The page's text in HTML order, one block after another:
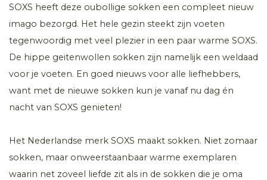
SOXS heeft deze oubollige sokken een compleet nieuw
imago bezorgd. Het hele gezin steekt zijn voeten
tegenwoordig met veel plezier in een paar warme SOXS.
De hippe geitenwollen sokken zijn namelijk een weldaad
voor je voeten. En goed nieuws voor alle liefhebbers,
want met de nieuwe sokken kun je vanaf nu dag én
nacht van SOXS genieten!
Het Nederlandse merk SOXS maakt sokken. Niet zomaar
sokken, maar onweerstaanbaar warme exemplaren
waarin net zoveel liefde zit als in de sokken die je oma